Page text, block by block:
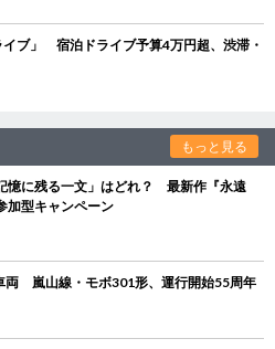
ブ」 宿泊ドライブ予算4万円超、渋滞・
もっと見る
憶に残る一文」はどれ？ 最新作『永遠
加型キャンペーン
両 嵐山線・モボ301形、運行開始55周年